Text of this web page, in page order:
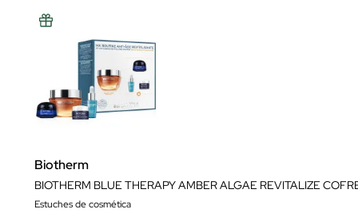
Biotherm
BIOTHERM BLUE THERAPY AMBER ALGAE REVITALIZE
Estuches de cosmética